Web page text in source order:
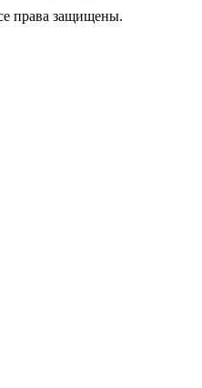
права защищены.